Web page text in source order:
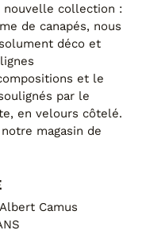
nouvelle collection :
de canapés, nous
déco et
et le
par le
en velours côtelé.
magasin de
Camus